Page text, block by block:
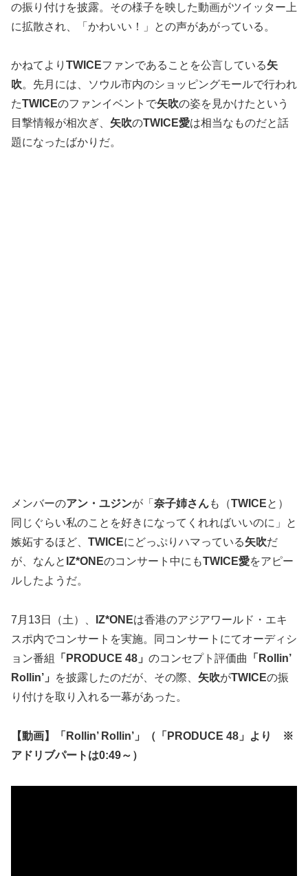
の振り付けを披露。その様子を映した動画がツイッター上
に拡散され、「かわいい！」との声があがっている。
かねてより TWICEファンであることを公言している矢
吹。先月には、ソウル市内のショッピングモールで行われ
たTWICEのファンイベントで矢吹の姿を見かけたという
目撃情報が相次ぎ、 矢吹のTWICE愛は相当なものだと話
題になったばかりだ。
メンバーのアン・ユジンが「 奈子姉さんも（TWICEと）
同じぐらい私のことを好きになってくれればいいのに」と
嫉妬するほど、 TWICEにどっぷりハマっている矢吹だ
が、なんと IZ*ONEのコンサート中にもTWICE愛をアピー
ルしたようだ。
7月13日（土）、 IZ*ONEは香港のアジアワールド・エキ
スポ内でコンサートを実施。同コンサートにてオーディシ
ョン番組
「PRODUCE 48」 のコンセプト評価曲
「Rollin’
Rollin’」
を披露したのだが、その際、 矢吹がTWICEの振
り付けを取り入れる一幕があった。
【動画】「Rollin’ Rollin’」（「PRODUCE 48」より ※
アドリブパートは0:49～）